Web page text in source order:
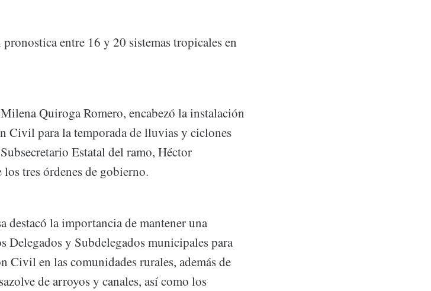
entre 16 y 20 sistemas tropicales en
Quiroga Romero, encabezó la instalación
Civil para la temporada de lluvias y ciclones
Estatal del ramo, Héctor
tres órdenes de gobierno.
destacó la importancia de mantener una
Delegados y Subdelegados municipales para
Civil en las comunidades rurales, además de
de arroyos y canales, así como los